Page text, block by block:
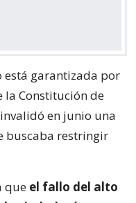
garantizada por
la Constitución de
en junio una
buscaba restringir
que el fallo del alto